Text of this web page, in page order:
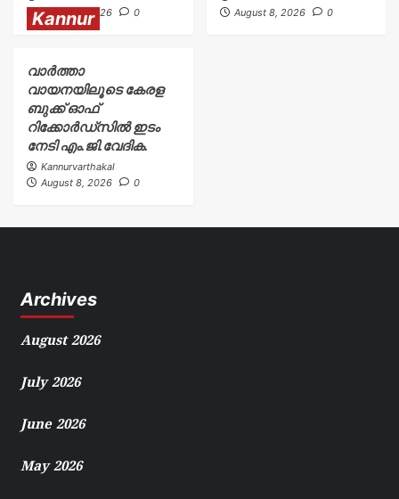
August 8, 2026
0
August 8, 2026
0
Kannur
വാർത്താ
വായനയിലൂടെ കേരള
ബുക്ക് ഓഫ്
റിക്കോർഡ്സിൽ ഇടം
നേടി എം.ജി.വേദിക.
Kannurvarthakal
August 8, 2026
0
Archives
August 2026
July 2026
June 2026
May 2026